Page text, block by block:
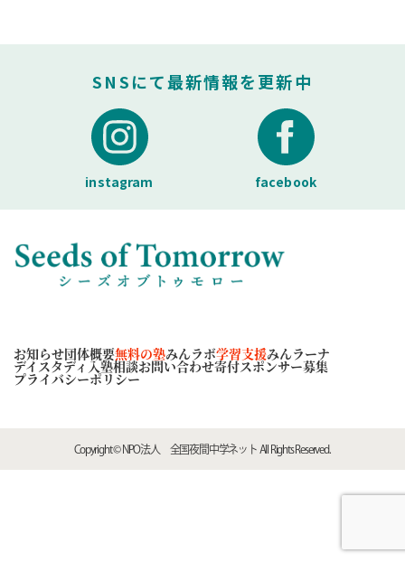
SNSにて最新情報を更新中
instagram facebook
お知らせ団体概要無料の塾みんラボ学習支援みんラーナ
デイスタディ 入塾相談お問い合わせ寄付スポンサー募集
プライバシーポリシー
Copyright © NPO法人 全国夜間中学ネット All Rights Reserved.